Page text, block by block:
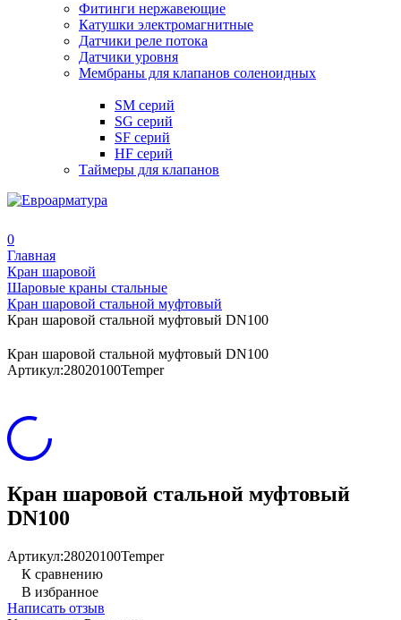
Фитинги нержавеющие
Катушки электромагнитные
Датчики реле потока
Датчики уровня
Мембраны для клапанов соленоидных
SM серий
SG серий
SF серий
HF серий
Таймеры для клапанов
0
Главная
Кран шаровой
Шаровые краны стальные
Кран шаровой стальной муфтовый
Кран шаровой стальной муфтовый DN100
Кран шаровой стальной муфтовый DN100
Артикул:28020100Temper
Кран шаровой стальной муфтовый
DN100
Артикул:28020100Temper
К сравнению
В избранное
Написать отзыв